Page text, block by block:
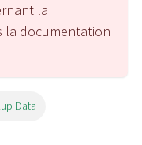
la
la documentation
Data